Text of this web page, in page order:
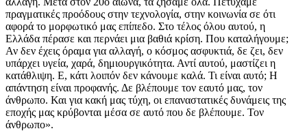
πραγματικές προόδους στην τεχνολογία, στην κοινωνία σε ότι
αφορά το μορφωτικό μας επίπεδο. Στο τέλος όλου αυτού, η
Ελλάδα πέρασε και περνάει μια βαθιά κρίση. Που καταλήγουμε;
Αν δεν έχεις όραμα για αλλαγή, ο κόσμος ασφυκτιά, δε ζει, δεν
υπάρχει υγεία, χαρά, δημιουργικότητα. Αντί αυτού, μαστίζει η
κατάθλιψη. Ε, κάτι λοιπόν δεν κάνουμε καλά. Τι είναι αυτό; Η
απάντηση είναι προφανής. Δε βλέπουμε τον εαυτό μας, τον
άνθρωπο. Και για κακή μας τύχη, οι επαναστατικές δυνάμεις της
εποχής μας κρύβονται μέσα σε αυτό που δε βλέπουμε. Τον
άνθρωπο».